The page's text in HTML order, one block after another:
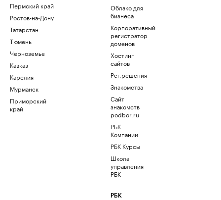
Пермский край
Ростов-на-Дону
Татарстан
Тюмень
Черноземье
Кавказ
Карелия
Мурманск
Приморский
край
Облако для
бизнеса
Корпоративный
регистратор
доменов
Хостинг
сайтов
Рег.решения
Знакомства
Сайт
знакомств
podbor.ru
РБК
Компании
РБК Курсы
Школа
управления
РБК
РБК